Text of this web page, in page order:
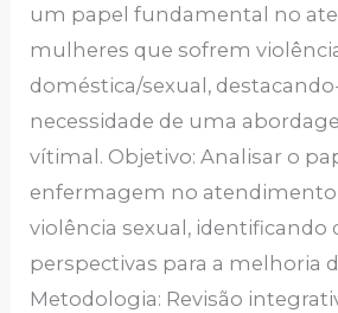
um papel fundamental no
mulheres que sofrem
doméstica/sexual,
necessidade de uma
vítimal. Objetivo: Analisar o
enfermagem no atendimento
violência sexual, identificando
perspectivas para a melhoria
Metodologia: Revisão